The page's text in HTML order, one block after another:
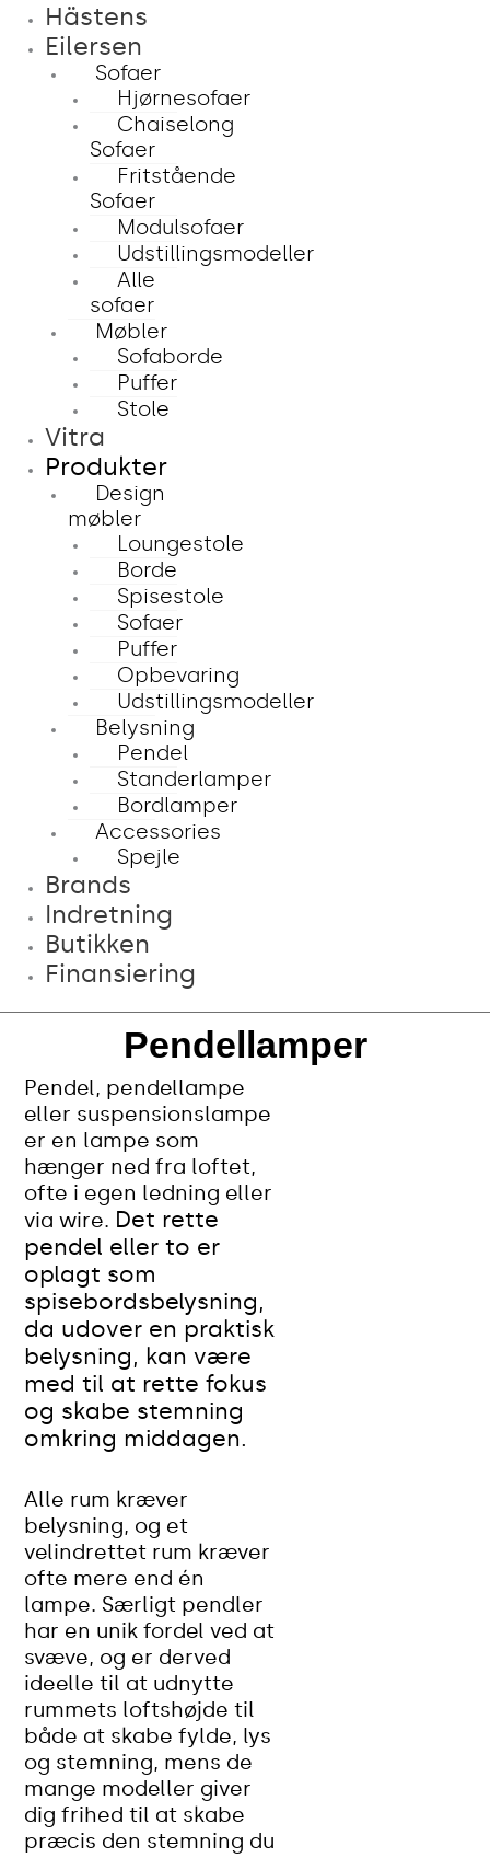
Hästens
Eilersen
Sofaer
Hjørnesofaer
Chaiselong
Sofaer
Fritstående
Sofaer
Modulsofaer
Udstillingsmodeller
Alle
sofaer
Møbler
Sofaborde
Puffer
Stole
Vitra
Produkter
Design
møbler
Loungestole
Borde
Spisestole
Sofaer
Puffer
Opbevaring
Udstillingsmodeller
Belysning
Pendel
Standerlamper
Bordlamper
Accessories
Spejle
Brands
Indretning
Butikken
Finansiering
Pendellamper
Pendel, pendellampe
eller suspensionslampe
er en lampe som
hænger ned fra loftet,
ofte i egen ledning eller
via wire. Det rette
pendel eller to er
oplagt som
spisebordsbelysning,
da udover en praktisk
belysning, kan være
med til at rette fokus
og skabe stemning
omkring middagen.
Alle rum kræver
belysning, og et
velindrettet rum kræver
ofte mere end én
lampe. Særligt pendler
har en unik fordel ved at
svæve, og er derved
ideelle til at udnytte
rummets loftshøjde til
både at skabe fylde, lys
og stemning, mens de
mange modeller giver
dig frihed til at skabe
præcis den stemning du